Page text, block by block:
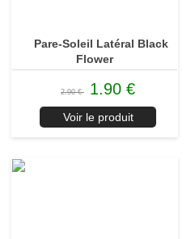
Pare-Soleil Latéral Black
Flower
2.90 € 1.90 €
Voir le produit